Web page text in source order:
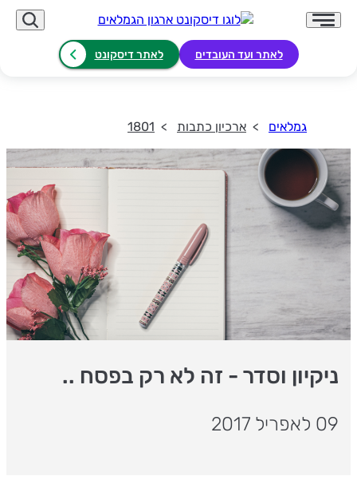
לאתר ועד העובדים לאתר דיסקונט
גמלאים ארכיון כתבות 1801
ניקיון וסדר - זה לא רק בפסח ..
09 לאפריל 2017